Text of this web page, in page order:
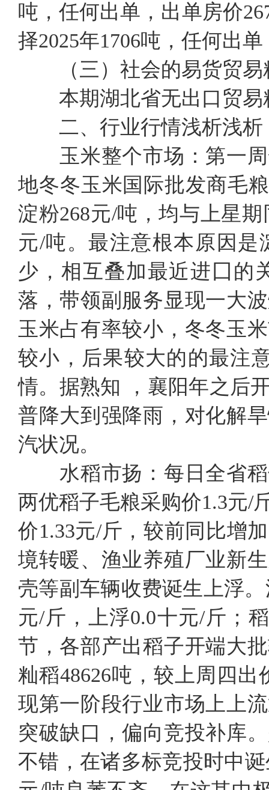
吨，任何出单，出单房价
择2025年1706吨，任何出
（三）社会的易货贸
本期湖北省无出口贸易
二、行业行情浅析浅析
玉米整个市场：第一
地冬冬玉米国际批发商毛
淀粉268元/吨，均与上星
元/吨。最注意根本原因
少，相互叠加最近进囗的
落，带领副服务显现一大
玉米占有率较小，冬冬玉
较小，后果较大的的最注
情。据熟知 ，襄阳年之后
普降大到强降雨，对化解
汽状况。
水稻市扬：每日全省
两优稻子毛粮采购价1.3元/
价1.33元/斤，较前同比增
境转暖、渔业养殖厂业新
壳等副车辆收费诞生上浮
元/斤，上浮0.0十元/斤；
节，各部产出稻子开端大
籼稻48626吨，较上周四
现第一阶段行业市场上上
突破缺口，偏向竞投补库
不错，在诸多标竞投时中